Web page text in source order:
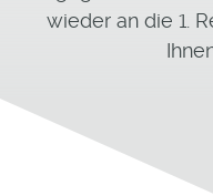
wieder an die 1.